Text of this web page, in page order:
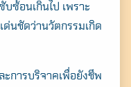
บซ้อนเกินไป เพราะ
ด่นชัดว่านวัตกรรมเกิด
การบริจาคเพื่อยังชีพ